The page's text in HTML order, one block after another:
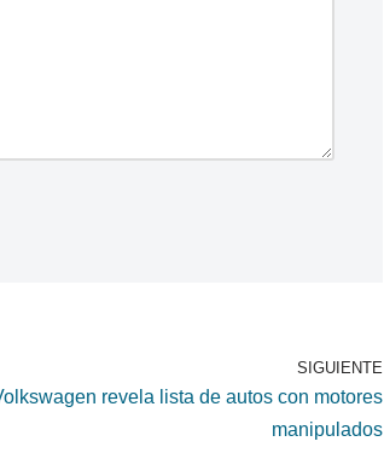
SIGUIENTE
revela lista de autos con motores
manipulados